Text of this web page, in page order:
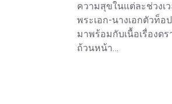
ความสุขในแต่ละช่วงเ
พระเอก-นางเอกตัวท็อ
มาพร้อมกับเนื้อเรื่อง
ถ้วนหน้า…